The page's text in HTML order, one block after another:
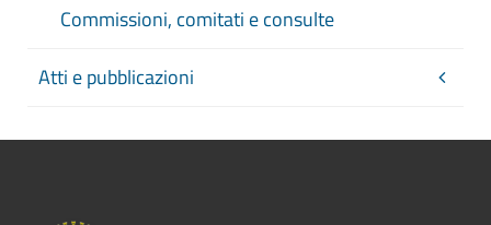
Commissioni, comitati e consulte
Atti e pubblicazioni